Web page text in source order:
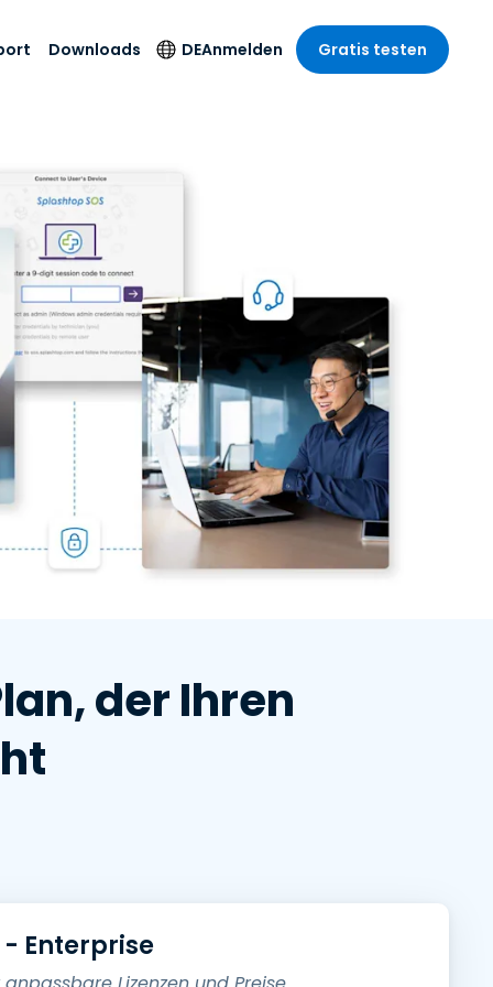
der
und
Foxpass Wi-Fi Zugriff
und Kontrolle
Sicherer Zero-Trust-
Arbeitsbereich
Shield (Anti-Betrug)
Alle Produkte
Unterhaltung
und
Sektor
und Design
Buchhaltung
entdecken
Unterhaltung
anzeigen
Support
Downloads DE
Français
Italiano
Nederlands
Português
简体中文
繁體中文
日本語
한국어
Anmelden Gratis testen
der Ihren
Enterprise